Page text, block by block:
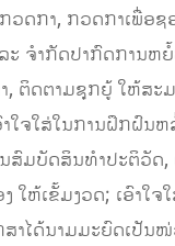
ວດກາ, ກວດກາເພື່ອ
ະ ຈໍາກັດປາກົດການຫ
, ຕິດຕາມຊຸກຍູ້ ໃຫ້ສະ
າໃຈໃສ່ໃນການຝຶກຝົນ
ສົມບັດສິນທໍາປະຕິວັດ,
ໃຫ້ເຂັ້ມງວດ; ເອົາໃ
າໄດ້ນາມມະຍົດເປັນ